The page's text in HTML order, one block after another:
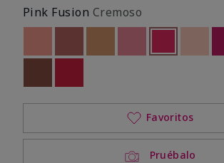
Pink Fusion Cremoso
Out of stockOut of stockseleccionado
Out of stock
Pruébalo
Favoritos